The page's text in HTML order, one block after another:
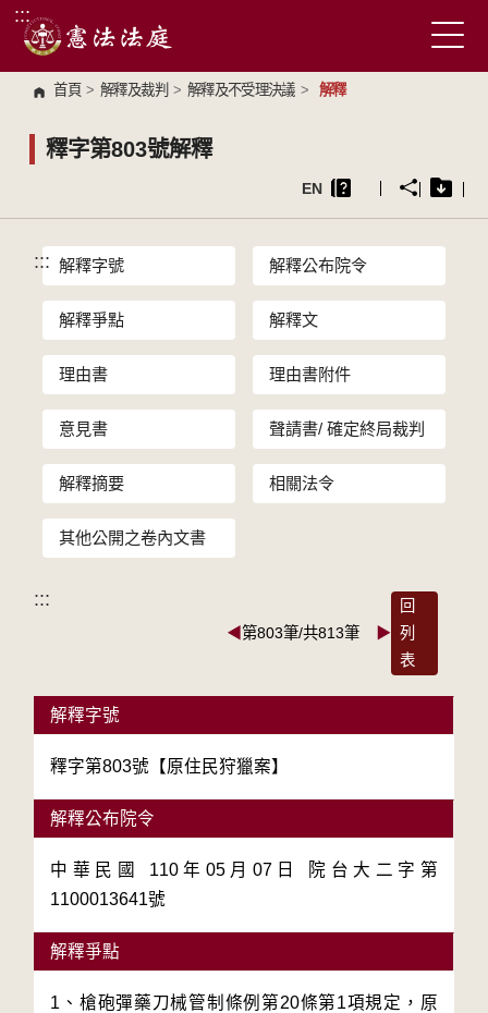
跳到主要內容區塊
:::
首頁 > 解釋及裁判 > 解釋及不受理決議 > 解釋
釋字第803號解釋
EN
::: 解釋字號 解釋公布院令
解釋爭點 解釋文
理由書 理由書附件
意見書 聲請書/ 確定終局裁判
解釋摘要 相關法令
其他公開之卷內文書
:::
◀第803筆/共813筆 ▶
回
列
表
解釋字號
釋字第803號【原住民狩獵案】
解釋公布院令
中華民國 110年05月07日 院台大二字第
1100013641號
解釋爭點
1、槍砲彈藥刀械管制條例第20條第1項規定，原